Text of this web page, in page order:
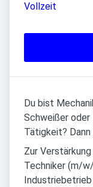
Vollzeit
Du bist
Schweißer oder
Tätigkeit?
Zur
Techniker (m/